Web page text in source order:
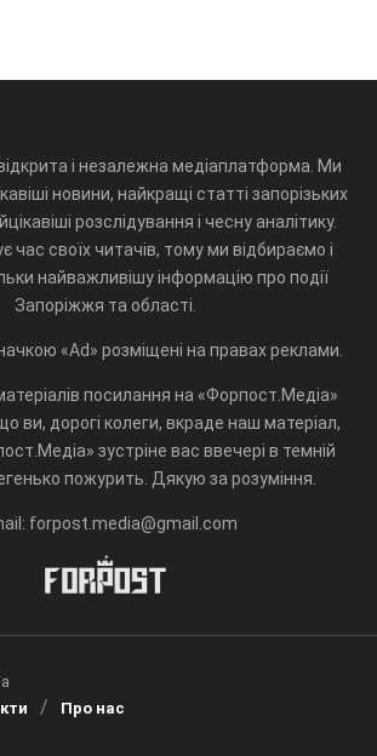
і незалежна медіаплатформа. Ми
новини, найкращі статті запорізьких
розслідування і чесну аналітику.
час своїх читачів, тому ми відбираємо і
найважливішу інформацію про події
Запоріжжя та області.
«Ad» розміщені на правах реклами.
посилання на «Форпост.Медіа»
ви, дорогі колеги, вкраде наш матеріал,
зустріне вас ввечері в темній
пожурить. Дякую за розуміння.
forpost.media@gmail.com
Про нас